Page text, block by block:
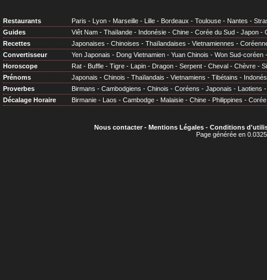
Restaurants Paris - Lyon - Marseille - Lille - Bordeaux - Toulouse - Nantes -
Guides
Viêt Nam - Thaïlande - Indonésie - Chine - Corée du Sud - Japon -
Recettes
Japonaises - Chinoises - Thaïlandaises - Vietnamiennes -
Convertisseur
Yen Japonais - Dong Vietnamien - Yuan Chinois - Won Sud-coréen
Horoscope
Rat - Buffle - Tigre - Lapin - Dragon - Serpent - Cheval - Chèvre -
Prénoms
Japonais - Chinois - Thaïlandais - Vietnamiens - Tibétains -
Proverbes
Birmans - Cambodgiens - Chinois - Coréens - Japonais - Laotiens
Décalage Horaire
Birmanie - Laos - Cambodge - Malaisie - Chine - Philippines - Corée
Nous contacter- Mentions Légales- Conditions
Page générée en